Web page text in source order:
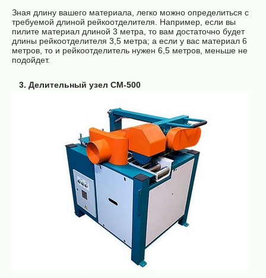
Зная длину вашего материала, легко можно определиться с
требуемой длиной рейкоотделителя. Например, если вы
пилите материал длиной 3 метра, то вам достаточно будет
длины рейкоотделителя 3,5 метра; а если у вас материал 6
метров, то и рейкоотделитель нужен 6,5 метров, меньше не
подойдет.
3. Делительный узел СМ-500